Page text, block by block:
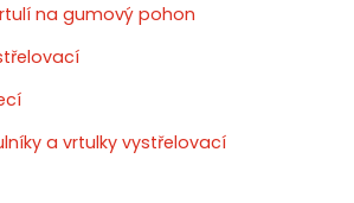
na gumový pohon
a vrtulky vystřelovací